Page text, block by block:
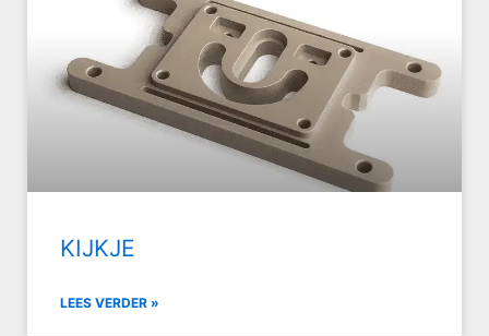
KIJKJE
LEES VERDER »